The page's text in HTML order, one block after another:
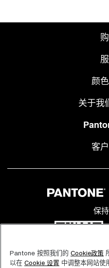
颜
关于我
客
保
Pantone 按照我们的 Cookie政策
以在 Cookie 设置 中调整本网站使